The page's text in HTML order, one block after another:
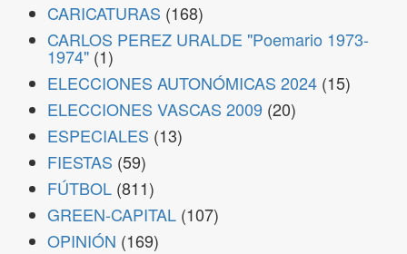
CARICATURAS (168)
CARLOS PEREZ URALDE "Poemario 1973-
1974" (1)
ELECCIONES AUTONÓMICAS 2024 (15)
ELECCIONES VASCAS 2009 (20)
ESPECIALES (13)
FIESTAS (59)
FÚTBOL (811)
GREEN-CAPITAL (107)
OPINIÓN (169)